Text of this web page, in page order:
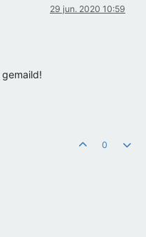
29 jun. 2020 10:59
0